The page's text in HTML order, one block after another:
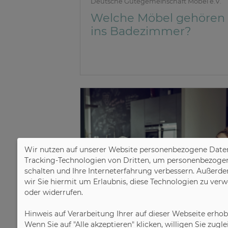
Welche Möbel gehören
ins Badezimmer?
Wir nutzen auf unserer Website personenbezogene
Tracking-Technologien von Dritten, um
schalten und Ihre Interneterfahrung verbessern.
wir Sie hiermit um Erlaubnis, diese Technologien zu
oder widerrufen.
Hinweis auf Verarbeitung Ihrer auf dieser Webseite
Wenn Sie auf "Alle akzeptieren" klicken, willigen Sie